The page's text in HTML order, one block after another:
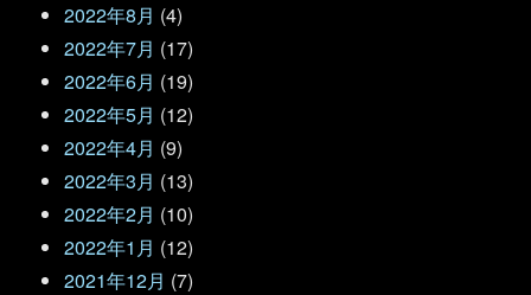
2022年8月 (4)
2022年7月 (17)
2022年6月 (19)
2022年5月 (12)
2022年4月 (9)
2022年3月 (13)
2022年2月 (10)
2022年1月 (12)
2021年12月 (7)